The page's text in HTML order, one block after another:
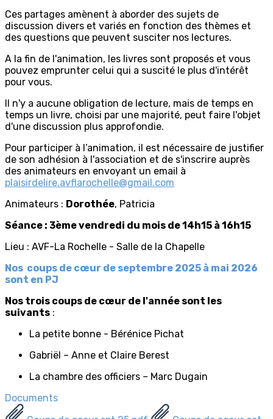
Ces partages amènent à aborder des sujets de
discussion divers et variés en fonction des thèmes et
des questions que peuvent susciter nos lectures.
A la fin de l'animation, les livres sont proposés et vous
pouvez emprunter celui qui a suscité le plus d'intérêt
pour vous.
Il n'y a aucune obligation de lecture, mais de temps en
temps un livre, choisi par une majorité, peut faire l'objet
d'une discussion plus approfondie.
Pour participer à l’animation, il est nécessaire de justifier
de son adhésion à l'association et de s'inscrire auprès
des animateurs en envoyant un email à
plaisirdelire.avflarochelle@gmail.com
Animateurs : Dorothée, Patricia
Séance : 3ème vendredi du mois de 14h15 à 16h15
Lieu : AVF-La Rochelle - Salle de la Chapelle
Nos coups de cœur de septembre 2025 à mai 2026
sont en PJ
Nos trois coups de cœur de l'année sont les
suivants :
La petite bonne - Bérénice Pichat
Gabriël – Anne et Claire Berest
La chambre des officiers – Marc Dugain
Documents